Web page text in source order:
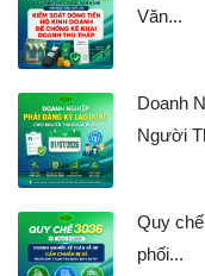
Văn...
Doanh
Người
Quy
phối...